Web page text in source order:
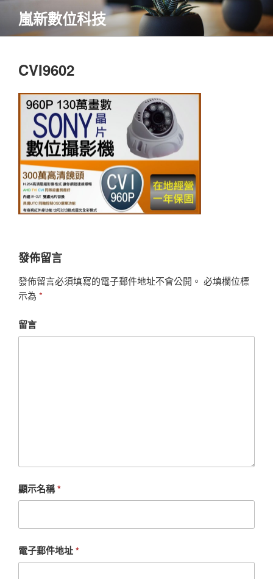
內
嵐新數位科技
CVI9602
發佈留言
發佈留言必須填寫的電子郵件地址不會公開。 必填欄位標
示為 *
留言
顯示名稱*
電子郵件地址*